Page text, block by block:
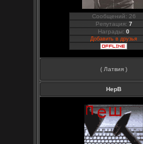
Сообщений: 26
Репутация: 7
Награды:0
Добавить в друзья
( Латвия )
HepB